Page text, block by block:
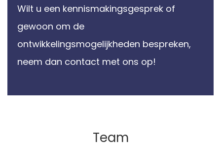
Wilt u een kennismakingsgesprek of
gewoon om de
ontwikkelingsmogelijkheden bespreken,
neem dan contact met ons op!
Team